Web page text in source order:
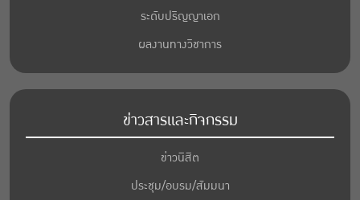
ระดับปริญญาเอก
ผลงานทางวิชาการ
ข่าวสารและกิจกรรม
ข่าวนิสิต
ประชุม/อบรม/สัมมนา